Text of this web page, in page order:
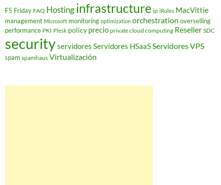
F5 Friday FAQ Hostinginfrastructure ip iRules MacVittie
management Microsoft monitoring optimization orchestration overselling
performance PKI Plesk policy precio private cloud computing Reseller SDC
securityservidores Servidores HSaaSServidores VPS
spam spamhaus Virtualización